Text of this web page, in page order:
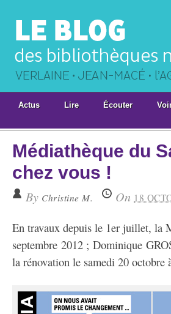
Actus Lire Écouter
Médiathèque du
chez vous !
By Christine M. On 18
En travaux depuis le 1er juillet, la
septembre 2012 ; Dominique
la rénovation le samedi 20 octobre